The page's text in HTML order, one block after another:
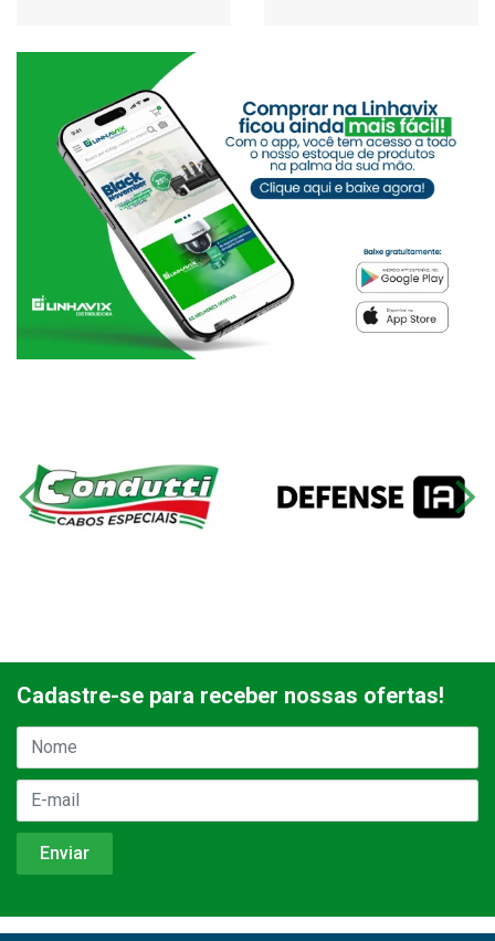
Cadastre-se para receber nossas ofertas!